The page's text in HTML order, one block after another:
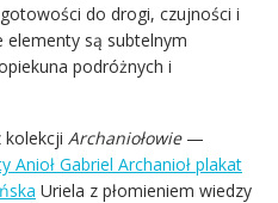
do drogi, czujności i
są subtelnym
podróżnych i
kolekcji Archaniołowie—
Anioł Gabriel Archanioł plakat
Uriela z płomieniem wiedzy